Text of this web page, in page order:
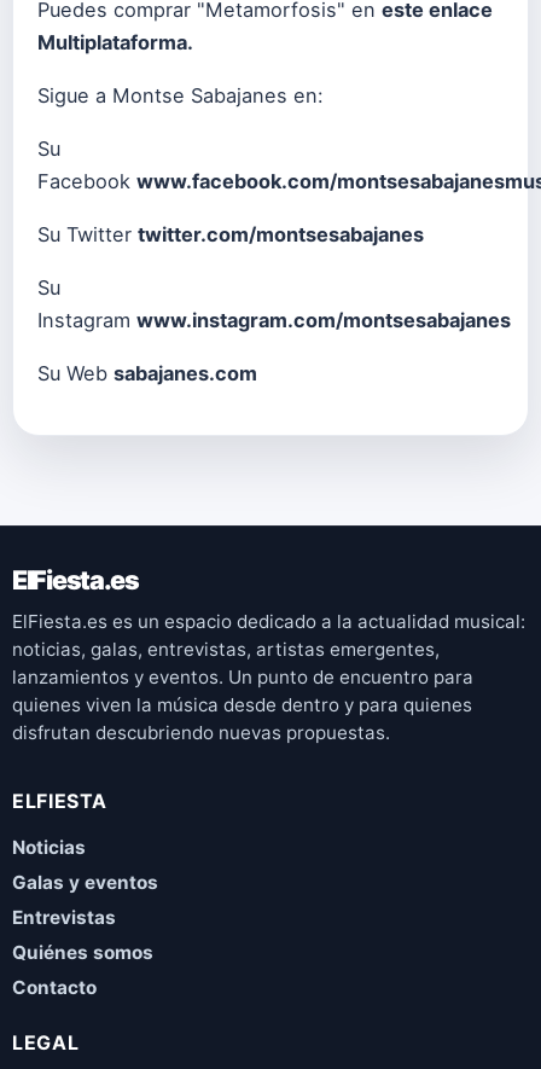
Puedes comprar "Metamorfosis" en este enlace
Multiplataforma.
Sigue a Montse Sabajanes en:
Su
Facebook www.facebook.com/
Su Twitter twitter.com/montsesabajanes
Su
Instagram www.instagram.com/montsesabajanes
Su Web sabajanes.com
ElFiesta.es
ElFiesta.es es un espacio dedicado a la actualidad musical:
noticias, galas, entrevistas, artistas emergentes,
lanzamientos y eventos. Un punto de encuentro para
quienes viven la música desde dentro y para quienes
disfrutan descubriendo nuevas propuestas.
ELFIESTA
Noticias
Galas y eventos
Entrevistas
Quiénes somos
Contacto
LEGAL